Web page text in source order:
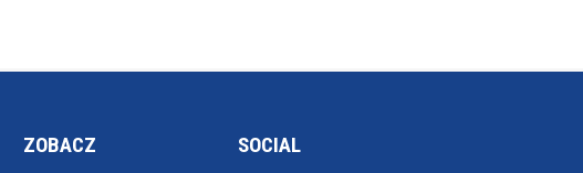
ZOBACZ SOCIAL